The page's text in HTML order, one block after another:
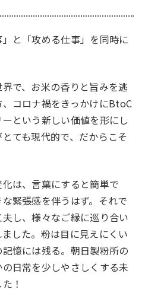
と「攻める仕事」を同時に
で、お米の香りと旨みを逃
コロナ禍をきっかけにBtoC
という新しい価値を形にし
ても現代的で、だからこそ
は、言葉にすると簡単で
緊張感を伴うはず。それで
し、様々なご縁に巡り合い
した。粉は目に見えにくい
憶には残る。朝日製粉所の
日常を少しやさしくする未
！